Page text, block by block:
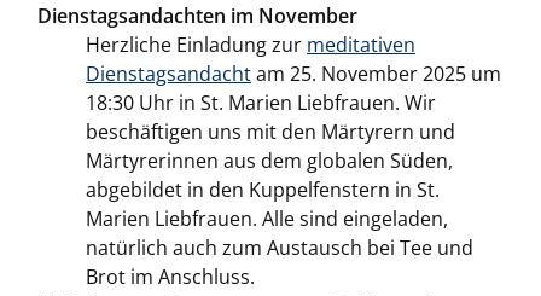
Dienstagsandachten im November
Herzliche Einladung zur meditativen
Dienstagsandachtam 25. November 2025 um
18:30 Uhr in St. Marien Liebfrauen. Wir
beschäftigen uns mit den Märtyrern und
Märtyrerinnen aus dem globalen Süden,
abgebildet in den Kuppelfenstern in St.
Marien Liebfrauen. Alle sind eingeladen,
natürlich auch zum Austausch bei Tee und
Brot im Anschluss.